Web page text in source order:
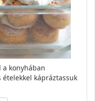
a konyhában
kápráztassuk